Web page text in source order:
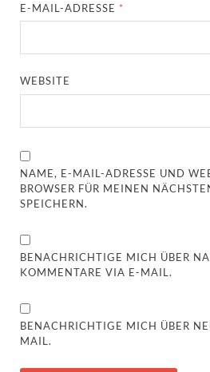
E-MAIL-ADRESSE *
WEBSITE
NAME, E-MAIL-ADRESSE UND
BROWSER FÜR MEINEN
SPEICHERN.
BENACHRICHTIGE MICH ÜBER
KOMMENTARE VIA E-MAIL.
BENACHRICHTIGE MICH ÜBER
MAIL.